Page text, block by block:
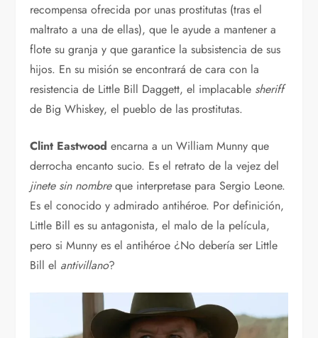
recompensa ofrecida por unas prostitutas (tras el
maltrato a una de ellas), que le ayude a mantener a
flote su granja y que garantice la subsistencia de sus
hijos. En su misión se encontrará de cara con la
resistencia de Little Bill Daggett, el implacable sheriff
de Big Whiskey, el pueblo de las prostitutas.
Clint Eastwood encarna a un William Munny que
derrocha encanto sucio. Es el retrato de la vejez del
jinete sin nombreque interpretase para Sergio Leone.
Es el conocido y admirado antihéroe. Por definición,
Little Bill es su antagonista, el malo de la película,
pero si Munny es el antihéroe ¿No debería ser Little
Bill el antivillano?